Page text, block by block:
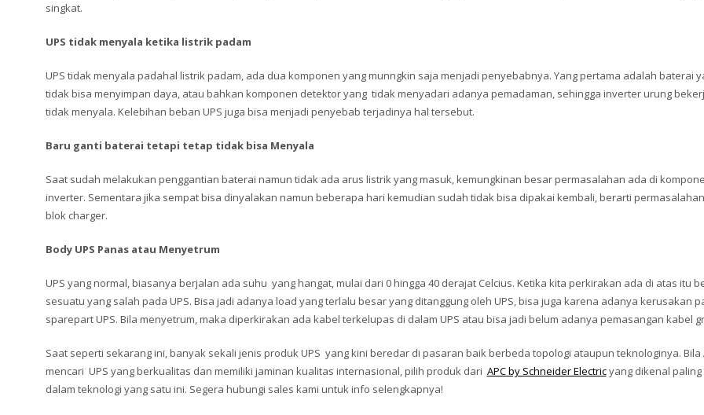
singkat.
UPS tidak menyala ketika listrik padam
UPS tidak menyala padahal listrik padam, ada dua komponen yang munngkin saja menjadi penyebabnya. Yang pertama adalah baterai
tidak bisa menyimpan daya, atau bahkan komponen detektor yang tidak menyadari adanya pemadaman, sehingga inverter urung
tidak menyala. Kelebihan beban UPS juga bisa menjadi penyebab terjadinya hal tersebut.
Baru ganti baterai tetapi tetap tidak bisa Menyala
Saat sudah melakukan penggantian baterai namun tidak ada arus listrik yang masuk, kemungkinan besar permasalahan ada di
inverter. Sementara jika sempat bisa dinyalakan namun beberapa hari kemudian sudah tidak bisa dipakai kembali, berarti
blok charger.
Body UPS Panas atau Menyetrum
UPS yang normal, biasanya berjalan ada suhu yang hangat, mulai dari 0 hingga 40 derajat Celcius. Ketika kita perkirakan ada di atas itu
sesuatu yang salah pada UPS. Bisa jadi adanya load yang terlalu besar yang ditanggung oleh UPS, bisa juga karena adanya kerusakan
sparepart UPS. Bila menyetrum, maka diperkirakan ada kabel terkelupas di dalam UPS atau bisa jadi belum adanya pemasangan kabel
Saat seperti sekarang ini, banyak sekali jenis produk UPS yang kini beredar di pasaran baik berbeda topologi ataupun teknologinya. Bila
mencari UPS yang berkualitas dan memiliki jaminan kualitas internasional, pilih produk dari APC by Schneider Electricyang dikenal
dalam teknologi yang satu ini. Segera hubungi sales kami untuk info selengkapnya!